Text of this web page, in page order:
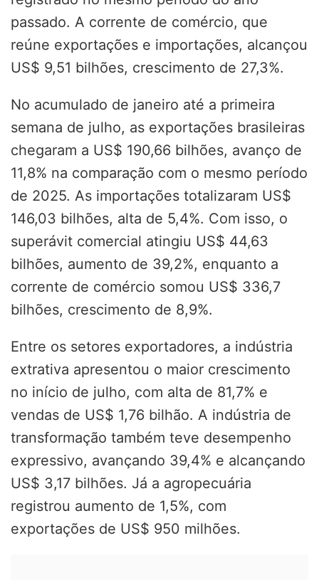
passado. A corrente de comércio, que
reúne exportações e importações, alcançou
US$ 9,51 bilhões, crescimento de 27,3%.
No acumulado de janeiro até a primeira
semana de julho, as exportações brasileiras
chegaram a US$ 190,66 bilhões, avanço de
11,8% na comparação com o mesmo período
de 2025. As importações totalizaram US$
146,03 bilhões, alta de 5,4%. Com isso, o
superávit comercial atingiu US$ 44,63
bilhões, aumento de 39,2%, enquanto a
corrente de comércio somou US$ 336,7
bilhões, crescimento de 8,9%.
Entre os setores exportadores, a indústria
extrativa apresentou o maior crescimento
no início de julho, com alta de 81,7% e
vendas de US$ 1,76 bilhão. A indústria de
transformação também teve desempenho
expressivo, avançando 39,4% e alcançando
US$ 3,17 bilhões. Já a agropecuária
registrou aumento de 1,5%, com
exportações de US$ 950 milhões.